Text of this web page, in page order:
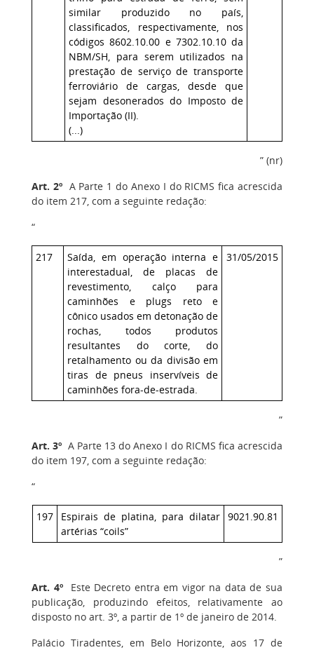
similar produzido no país,
classificados, respectivamente, nos
códigos 8602.10.00 e 7302.10.10 da
NBM/SH, para serem utilizados na
prestação de serviço de transporte
ferroviário de cargas, desde que
sejam desonerados do Imposto de
Importação (II).
(...)
” (nr)
Art. 2ºA Parte 1 do Anexo I do RICMS fica acrescida
do item 217, com a seguinte redação:
“
217
Saída, em operação interna e
interestadual, de placas de
revestimento, calço para
caminhões e plugs reto e
cônico usados em detonação de
rochas, todos produtos
resultantes do corte, do
retalhamento ou da divisão em
tiras de pneus inservíveis de
caminhões fora-de-estrada.
31/05/2015
”
Art. 3º A Parte 13 do Anexo I do RICMS fica acrescida
do item 197, com a seguinte redação:
“
197
Espirais de platina, para dilatar
artérias “coils”
9021.90.81
”
Art. 4ºEste Decreto entra em vigor na data de sua
publicação, produzindo efeitos, relativamente ao
disposto no art. 3º, a partir de 1º de janeiro de 2014.
Palácio Tiradentes, em Belo Horizonte, aos 17 de